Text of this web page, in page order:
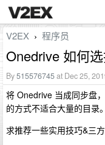
V2EX › 程序员
Onedrive 如何
By515576745at Dec 25,
将 Onedrive 当成同步盘
的方式不适合大量的目录。
求推荐一些实用技巧&三